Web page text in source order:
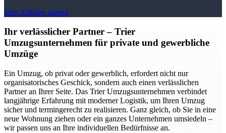
Jetzt Anfrage starten
Ihr verlässlicher Partner – Trier
Umzugsunternehmen für private und gewerbliche
Umzüge
Ein Umzug, ob privat oder gewerblich, erfordert nicht nur
organisatorisches Geschick, sondern auch einen verlässlichen
Partner an Ihrer Seite. Das Trier Umzugsunternehmen verbindet
langjährige Erfahrung mit moderner Logistik, um Ihren Umzug
sicher und termingerecht zu realisieren. Ganz gleich, ob Sie in eine
neue Wohnung ziehen oder ein ganzes Unternehmen umsiedeln –
wir passen uns an Ihre individuellen Bedürfnisse an.